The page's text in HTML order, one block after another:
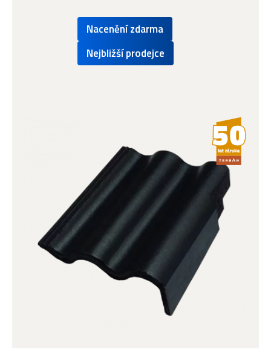
Nacenění zdarma
Nejbližší prodejce